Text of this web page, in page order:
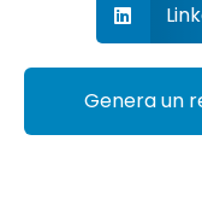
Genera un